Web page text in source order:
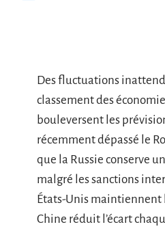
Des fluctuations
classement des
bouleversent les
récemment dépassé le
que la Russie conserve
malgré les sanctions
États-Unis maintiennent
Chine réduit l’écart